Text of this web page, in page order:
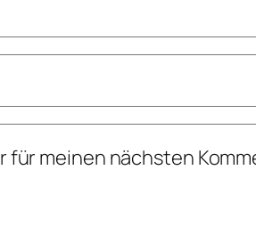
für meinen nächsten